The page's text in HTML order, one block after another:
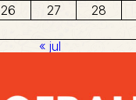
26 27 28
« jul